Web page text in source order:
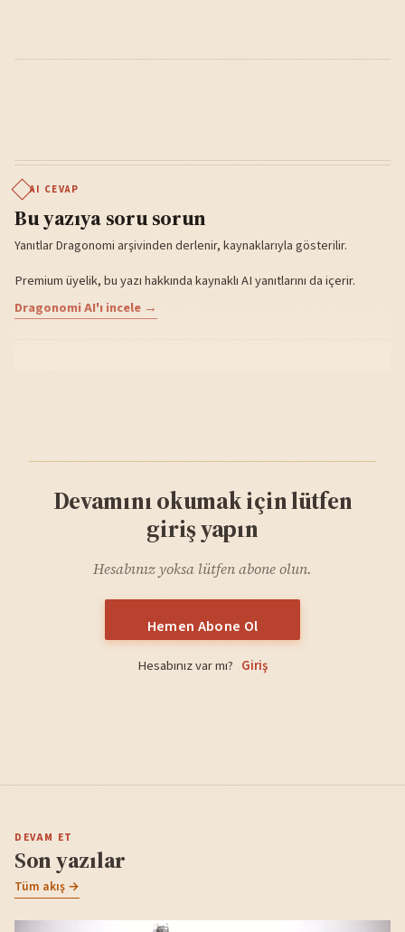
AI CEVAP
Bu yazıya soru sorun
Yanıtlar Dragonomi arşivinden derlenir, kaynaklarıyla gösterilir.
Premium üyelik, bu yazı hakkında kaynaklı AI yanıtlarını da içerir.
Dragonomi AI'ı incele →
Devamını okumak için lütfen
giriş yapın
Hesabınız yoksa lütfen abone olun.
Hemen Abone Ol
Hesabınız var mı? Giriş
DEVAM ET
Son yazılar
Tüm akış →